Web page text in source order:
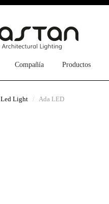
Compañía Productos
Led Light Ada LED